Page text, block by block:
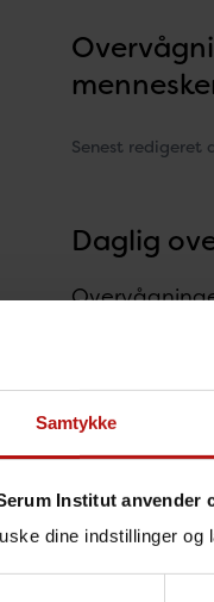
Samtykke
Institut anvender
dine indstillinger
Senest redigeret
Daglig
Afdelinger
behandling
trends og
Den lokale
National
Alle